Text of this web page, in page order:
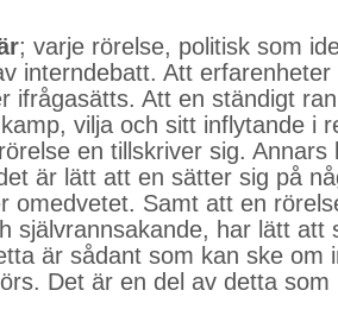
; varje rörelse, politisk som
interndebatt. Att
ifrågasätts. Att en ständigt
vilja och sitt inflytande i
en tillskriver sig. Annars
är lätt att en sätter sig på
omedvetet. Samt att en
självrannsakande, har lätt att
är sådant som kan ske om
Det är en del av detta som